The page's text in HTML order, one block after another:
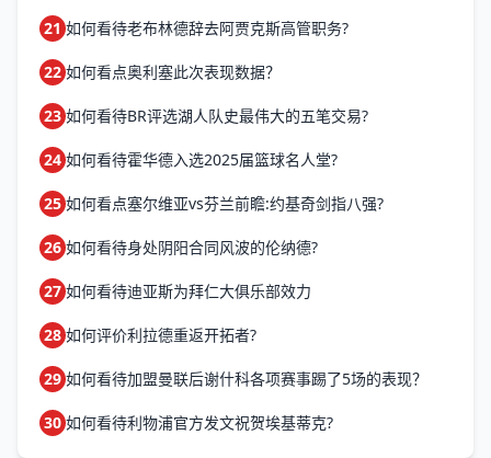
21 如何看待老布林德辞去阿贾克斯高管职务?
22 如何看点奥利塞此次表现数据？
23 如何看待BR评选湖人队史最伟大的五笔交易?
24 如何看待霍华德入选2025届篮球名人堂?
25 如何看点塞尔维亚vs芬兰前瞻:约基奇剑指八强?
26 如何看待身处阴阳合同风波的伦纳德?
27 如何看待迪亚斯为拜仁大俱乐部效力
28 如何评价利拉德重返开拓者?
29 如何看待加盟曼联后谢什科各项赛事踢了5场的表现？
30 如何看待利物浦官方发文祝贺埃基蒂克?